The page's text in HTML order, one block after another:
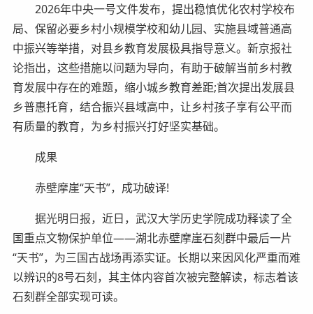
2026年中央一号文件发布，提出稳慎优化农村学校布
局、保留必要乡村小规模学校和幼儿园、实施县域普通高
中振兴等举措，对县乡教育发展极具指导意义。新京报社
论指出，这些措施以问题为导向，有助于破解当前乡村教
育发展中存在的难题，缩小城乡教育差距;首次提出发展县
乡普惠托育，结合振兴县域高中，让乡村孩子享有公平而
有质量的教育，为乡村振兴打好坚实基础。
成果
赤壁摩崖“天书”，成功破译!
据光明日报，近日，武汉大学历史学院成功释读了全
国重点文物保护单位——湖北赤壁摩崖石刻群中最后一片
“天书”，为三国古战场再添实证。长期以来因风化严重而难
以辨识的8号石刻，其主体内容首次被完整解读，标志着该
石刻群全部实现可读。